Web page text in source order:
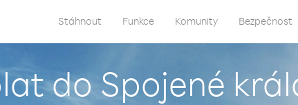
Stáhnout Funkce Komunity Bezpečnost
do Spojené